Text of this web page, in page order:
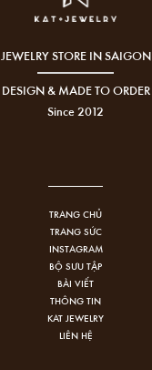
JEWELRY STORE IN SAIGON
DESIGN & MADE TO ORDER
Since 2012
TRANG CHỦ
TRANG SỨC
INSTAGRAM
BỘ SƯU TẬP
BÀI VIẾT
THÔNG TIN
KAT JEWELRY
LIÊN HỆ